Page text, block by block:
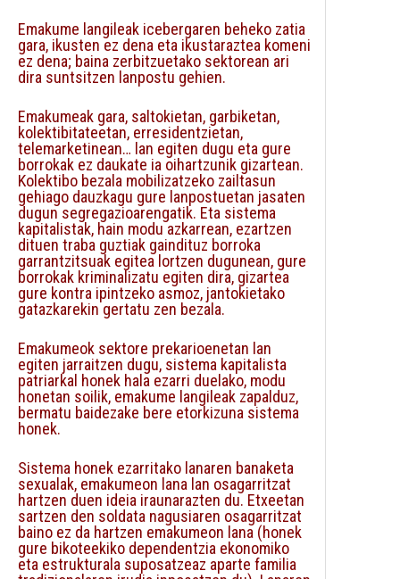
Emakume langileak icebergaren beheko zatia
gara, ikusten ez dena eta ikustaraztea komeni
ez dena; baina zerbitzuetako sektorean ari
dira suntsitzen lanpostu gehien.
Emakumeak gara, saltokietan, garbiketan,
kolektibitateetan, erresidentzietan,
telemarketinean… lan egiten dugu eta gure
borrokak ez daukate ia oihartzunik gizartean.
Kolektibo bezala mobilizatzeko zailtasun
gehiago dauzkagu gure lanpostuetan jasaten
dugun segregazioarengatik. Eta sistema
kapitalistak, hain modu azkarrean, ezartzen
dituen traba guztiak gaindituz borroka
garrantzitsuak egitea lortzen dugunean, gure
borrokak kriminalizatu egiten dira, gizartea
gure kontra ipintzeko asmoz, jantokietako
gatazkarekin gertatu zen bezala.
Emakumeok sektore prekarioenetan lan
egiten jarraitzen dugu, sistema kapitalista
patriarkal honek hala ezarri duelako, modu
honetan soilik, emakume langileak zapalduz,
bermatu baidezake bere etorkizuna sistema
honek.
Sistema honek ezarritako lanaren banaketa
sexualak, emakumeon lana lan osagarritzat
hartzen duen ideia iraunarazten du. Etxeetan
sartzen den soldata nagusiaren osagarritzat
baino ez da hartzen emakumeon lana (honek
gure bikoteekiko dependentzia ekonomiko
eta estrukturala suposatzeaz aparte familia